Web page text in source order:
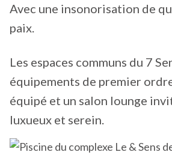
Avec une insonorisation de
paix.
Les espaces communs du 7
équipements de premier
équipé et un salon lounge
luxueux et serein.